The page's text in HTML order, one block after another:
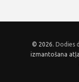
© 2026. Dodies
izmantošana